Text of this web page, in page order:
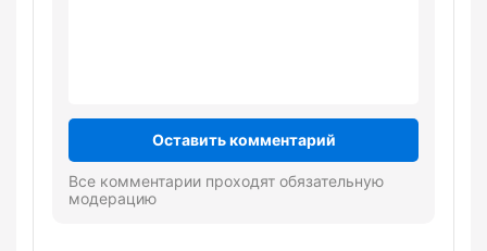
Оставить комментарий
Все комментарии проходят обязательную
модерацию